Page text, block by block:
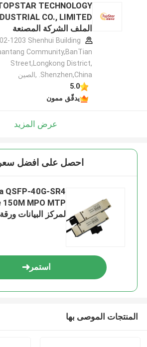
TECHNOLOGY
CO., LIMITED
الملف الشركة المصنعة
1203 Shenhui Building
Community,BanTian
Street,Longkong District,
Shenzhen,China. ,الصين
5.0
يدقّق ممون
عرض المزيد
احصل على افضل
MPO MTP
لمركز البيانات
استمر
المنتجات الموصى بها